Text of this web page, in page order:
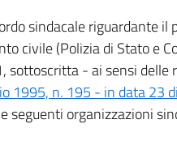
sindacale riguardante il
civile (Polizia di Stato e
- ai sensi delle
1995, n. 195 - in data 23
seguenti organizzazioni